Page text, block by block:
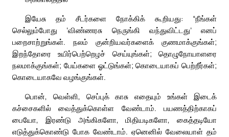
இயேசு தம் சீடர்களை நோக்கிக் கூறியது: “நீங்கள்
செல்லும்போது ‘விண்ணரசு நெருங்கி வந்துவிட்டது’ எனப்
பறைசாற்றுங்கள். நலம் குன்றியவர்களைக் குணமாக்குங்கள்;
இறந்தோரை உயிர்பெற்றெழச் செய்யுங்கள்; தொழுநோயாளரை
நலமாக்குங்கள்; பேய்களை ஓட்டுங்கள்; கொடையாகப் பெற்றீர்கள்;
கொடையாகவே வழங்குங்கள்.
பொன், வெள்ளி, செப்புக் காசு எதையும் உங்கள் இடைக்
கச்சைகளில் வைத்துக்கொள்ள வேண்டாம். பயணத்திற்காகப்
பையோ, இரண்டு அங்கிகளோ, மிதியடிகளோ, கைத்தடியோ
எடுத்துக்கொண்டு போக வேண்டாம். ஏனெனில் வேலையாள் தம்